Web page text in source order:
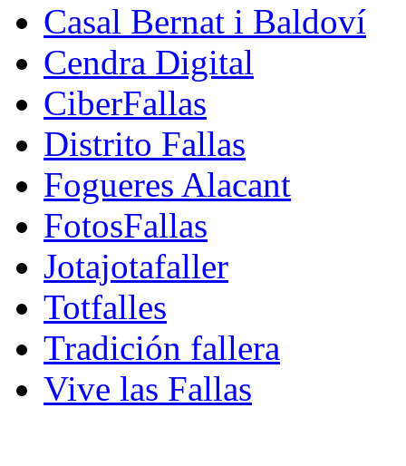
Casal Bernat i Baldoví
Cendra Digital
CiberFallas
Distrito Fallas
Fogueres Alacant
FotosFallas
Jotajotafaller
Totfalles
Tradición fallera
Vive las Fallas